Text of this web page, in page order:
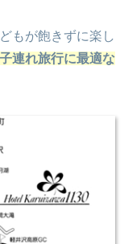
もが飽きずに楽し
連れ旅行に最適な